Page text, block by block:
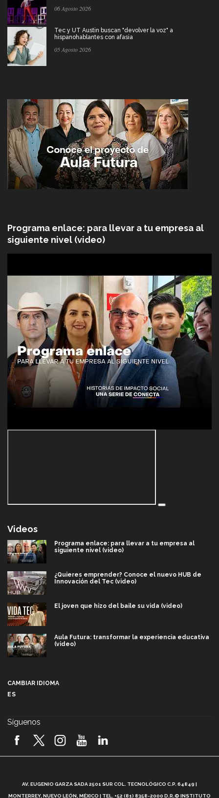
06 Agosto 2026
Tec y UT Austin buscan "devolver la voz" a
hispanohablantes con afasia
05 Agosto 2026
Programa enlace: para llevar a tu empresa al
siguiente nivel (video)
Videos
Programa enlace: para llevar a tu empresa al
siguiente nivel (video)
¿Quieres emprender? Conoce el nuevo HUB de
Innovación del Tec (video)
El joven que hizo del baile su vida (video)
Aula Futura: transformar la experiencia educativa
(video)
2026! (video)
¿Cómo es el Modelo Educativo Tec? (video)
CAMBIAR IDIOMA
ES
Síguenos
AV. EUGENIO GARZA SADA 2501 SUR COL. TECNOLÓGICO C.P. 64849 |
MONTERREY, NUEVO LEÓN, MÉXICO | TEL. +52 (81) 8358-2000 D.R.© INSTITUTO